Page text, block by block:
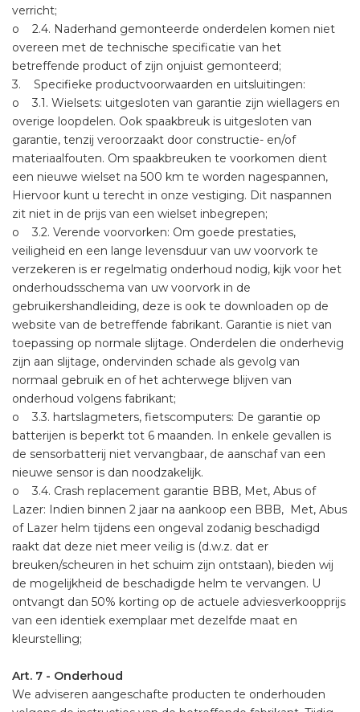
verricht;
o 2.4. Naderhand gemonteerde onderdelen komen niet
overeen met de technische specificatie van het
betreffende product of zijn onjuist gemonteerd;
3. Specifieke productvoorwaarden en uitsluitingen:
o 3.1. Wielsets: uitgesloten van garantie zijn wiellagers en
overige loopdelen. Ook spaakbreuk is uitgesloten van
garantie, tenzij veroorzaakt door constructie- en/of
materiaalfouten. Om spaakbreuken te voorkomen dient
een nieuwe wielset na 500 km te worden nagespannen,
Hiervoor kunt u terecht in onze vestiging. Dit naspannen
zit niet in de prijs van een wielset inbegrepen;
o 3.2. Verende voorvorken: Om goede prestaties,
veiligheid en een lange levensduur van uw voorvork te
verzekeren is er regelmatig onderhoud nodig, kijk voor het
onderhoudsschema van uw voorvork in de
gebruikershandleiding, deze is ook te downloaden op de
website van de betreffende fabrikant. Garantie is niet van
toepassing op normale slijtage. Onderdelen die onderhevig
zijn aan slijtage, ondervinden schade als gevolg van
normaal gebruik en of het achterwege blijven van
onderhoud volgens fabrikant;
o 3.3. hartslagmeters, fietscomputers: De garantie op
batterijen is beperkt tot 6 maanden. In enkele gevallen is
de sensorbatterij niet vervangbaar, de aanschaf van een
nieuwe sensor is dan noodzakelijk.
o 3.4. Crash replacement garantie BBB, Met, Abus of
Lazer: Indien binnen 2 jaar na aankoop een BBB, Met, Abus
of Lazer helm tijdens een ongeval zodanig beschadigd
raakt dat deze niet meer veilig is (d.w.z. dat er
breuken/scheuren in het schuim zijn ontstaan), bieden wij
de mogelijkheid de beschadigde helm te vervangen. U
ontvangt dan 50% korting op de actuele adviesverkoopprijs
van een identiek exemplaar met dezelfde maat en
kleurstelling;
Art. 7 - Onderhoud
We adviseren aangeschafte producten te onderhouden